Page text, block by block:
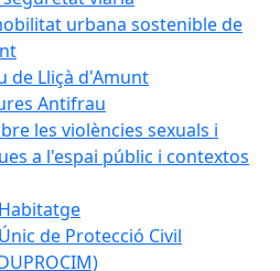
urbana sostenible de
de Lliçà d'Amunt
Antifrau
les violències sexuals i
a l'espai públic i contextos
de Protecció Civil